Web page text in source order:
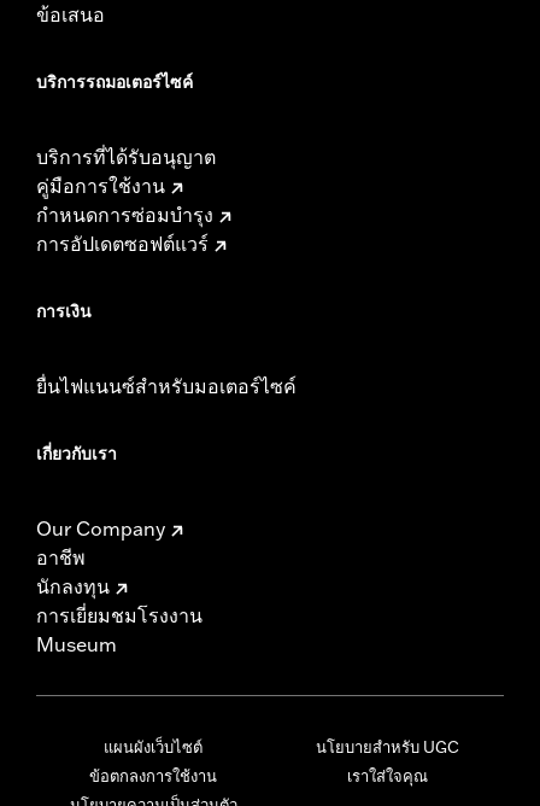
ข้อเสนอ
บริการรถมอเตอร์ไซค์​
บริการที่ได้รับอนุญาต
คู่มือการใช้งาน
กำหนดการซ่อมบำรุง
การอัปเดตซอฟต์แวร์
การเงิน
ยื่นไฟแนนซ์สำหรับมอเตอร์ไซค์
เกี่ยวกับเรา
Our Company
อาชีพ
นักลงทุน
การเยี่ยมชมโรงงาน
Museum
แผนผังเว็บไซต์
ข้อตกลงการใช้งาน
นโยบายสำหรับ UGC
เราใส่ใจคุณ